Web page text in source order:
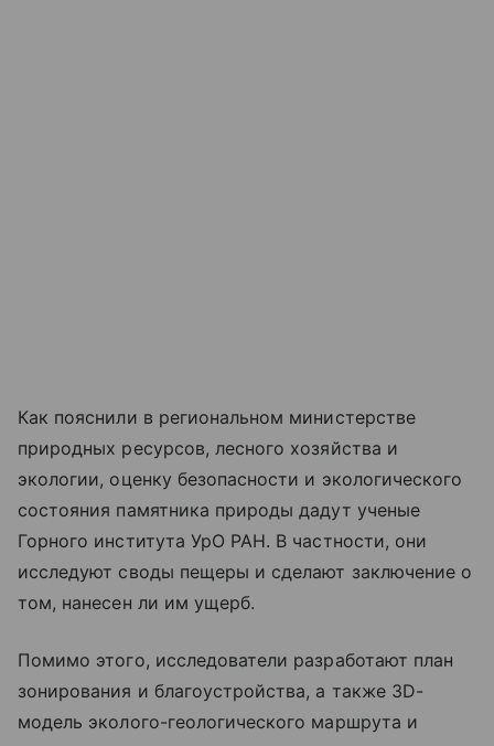
Как пояснили в региональном министерстве
природных ресурсов, лесного хозяйства и
экологии, оценку безопасности и экологического
состояния памятника природы дадут ученые
Горного института УрО РАН. В частности, они
исследуют своды пещеры и сделают заключение о
том, нанесен ли им ущерб.
Помимо этого, исследователи разработают план
зонирования и благоустройства, а также 3D-
модель эколого-геологического маршрута и